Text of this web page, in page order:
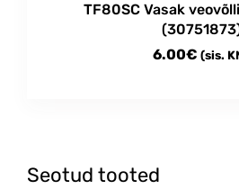
TF80SC Vasak
6.00€ (sis.
Seotud tooted